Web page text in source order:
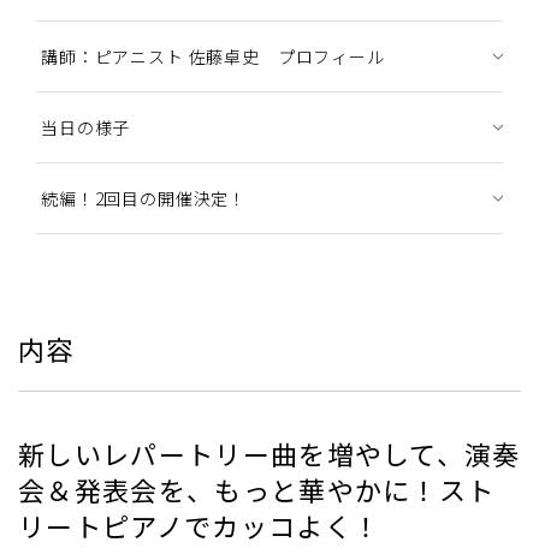
講師：ピアニスト 佐藤卓史 プロフィール
当日の様子
続編！2回目の開催決定！
内容
新しいレパートリー曲を増やして、演奏
会＆発表会を、もっと華やかに！スト
リートピアノでカッコよく！